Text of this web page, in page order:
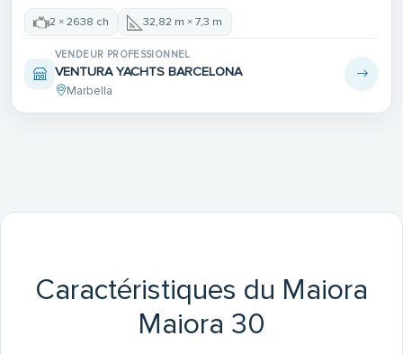
2 × 2638 ch 32,82 m × 7,3 m
VENDEUR PROFESSIONNEL
VENTURA YACHTS BARCELONA
Marbella
Caractéristiques du Maiora
Maiora 30